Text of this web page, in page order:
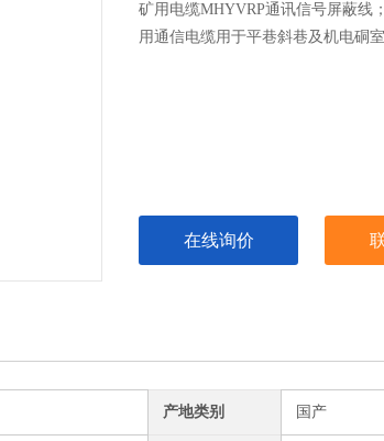
矿用电缆MHYVRP通讯信号屏蔽线
用通信电缆用于平巷斜巷及机电硐室
在线询价
产地类别 国产